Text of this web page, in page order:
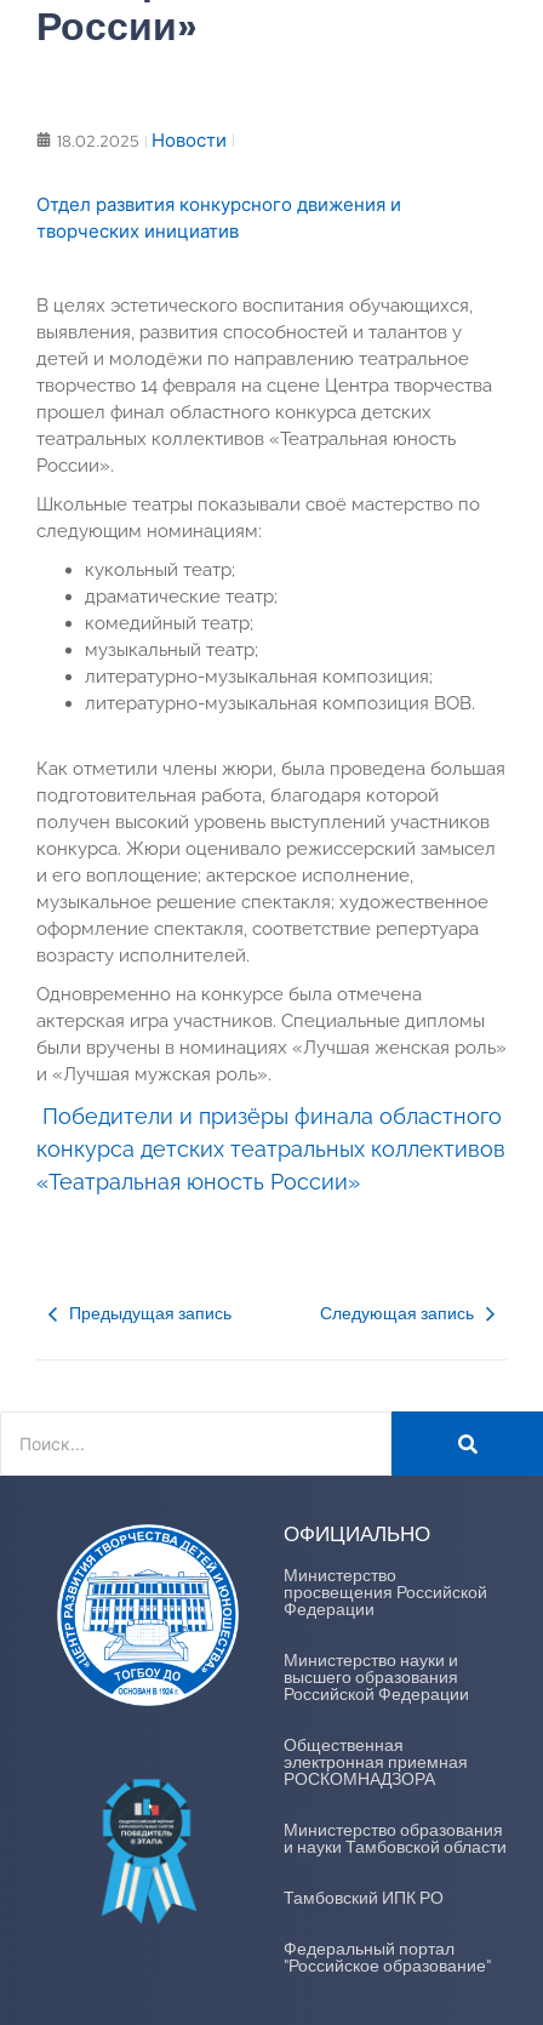
России»
18.02.2025 Новости
Отдел развития конкурсного движения и
творческих инициатив
В целях эстетического воспитания обучающихся,
выявления, развития способностей и талантов у
детей и молодёжи по направлению театральное
творчество 14 февраля на сцене Центра творчества
прошел финал областного конкурса детских
театральных коллективов «Театральная юность
России».
Школьные театры показывали своё мастерство по
следующим номинациям:
кукольный театр;
драматические театр;
комедийный театр;
музыкальный театр;
литературно-музыкальная композиция;
литературно-музыкальная композиция ВОВ.
Как отметили члены жюри, была проведена большая
подготовительная работа, благодаря которой
получен высокий уровень выступлений участников
конкурса. Жюри оценивало режиссерский замысел
и его воплощение; актерское исполнение,
музыкальное решение спектакля; художественное
оформление спектакля, соответствие репертуара
возрасту исполнителей.
Одновременно на конкурсе была отмечена
актерская игра участников. Специальные дипломы
были вручены в номинациях «Лучшая женская роль»
и «Лучшая мужская роль».
Победители и призёры финала областного
конкурса детских театральных коллективов
«Театральная юность России»
Предыдущая запись Следующая запись
ОФИЦИАЛЬНО
Министерство
просвещения Российской
Федерации
Министерство науки и
высшего образования
Российской Федерации
Общественная
электронная приемная
РОСКОМНАДЗОРА
Министерство образования
и науки Тамбовской области
Тамбовский ИПК РО
Федеральный портал
"Российское образование"